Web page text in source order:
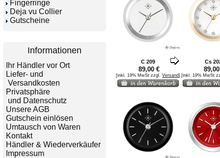
Fingerringe
Deja vu Collier
Gutscheine
Informationen
Ihr Händler vor Ort
Liefer- und
Versandkosten
Privatsphäre
und Datenschutz
Unsere AGB
Gutschein einlösen
Umtausch von Waren
Kontakt
Händler & Wiederverkäufer
Impressum
C 209 Cs
89,00 €
[inkl. 19% MwSt zzgl. Versand] [inkl. 19% MwSt